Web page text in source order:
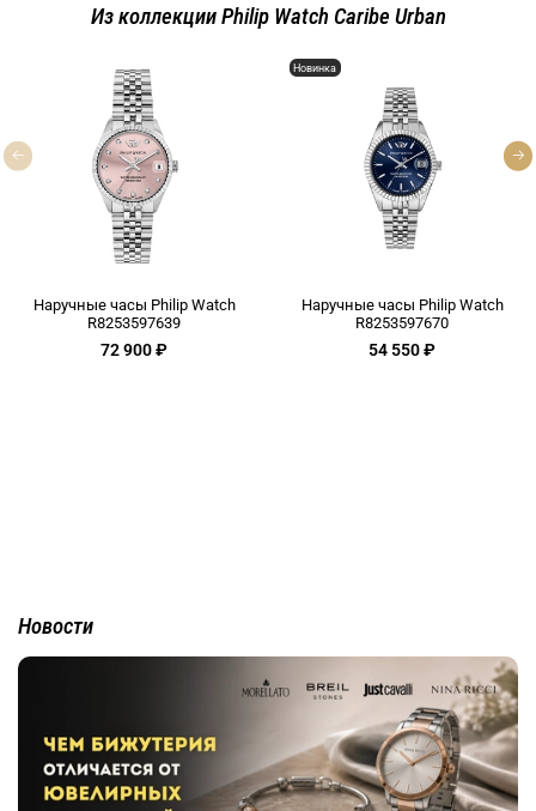
Из коллекции Philip Watch Caribe Urban
Наручные часы Philip Watch
R8253597639
72 900 ₽
Новинка
Наручные часы Philip Watch
R8253597670
54 550 ₽
Новости